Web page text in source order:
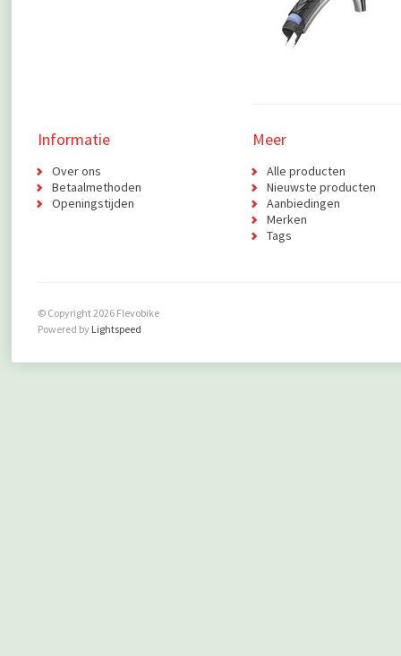
Informatie
Over ons
Betaalmethoden
Openingstijden
Meer
Alle producten
Nieuwste producten
Aanbiedingen
Merken
Tags
© Copyright 2026 Flevobike
Powered by Lightspeed